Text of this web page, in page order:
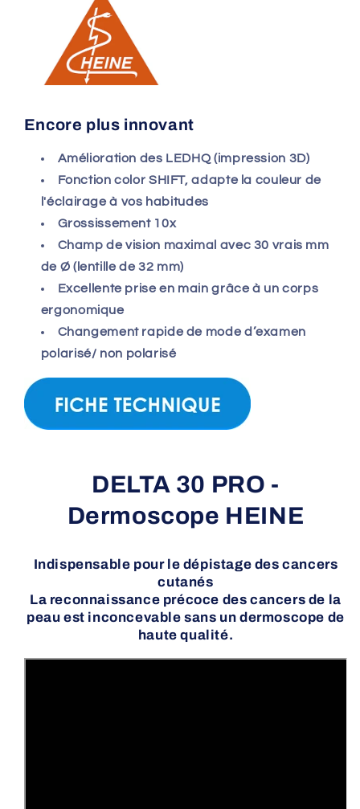
Encore plus innovant
Amélioration des LEDHQ (impression 3D)
Fonction color SHIFT, adapte la couleur de
l'éclairage à vos habitudes
Grossissement 10x
Champ de vision maximal avec 30 vrais mm
de Ø (lentille de 32 mm)
Excellente prise en main grâce à un corps
ergonomique
Changement rapide de mode d’examen
polarisé/ non polarisé
DELTA 30 PRO -
Dermoscope HEINE
Indispensable pour le dépistage des cancers
cutanés
La reconnaissance précoce des cancers de la
peau est inconcevable sans un dermoscope de
haute qualité.